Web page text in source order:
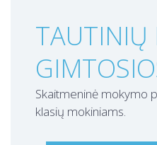
Skaitmeninė mokymo
klasių mokiniams.